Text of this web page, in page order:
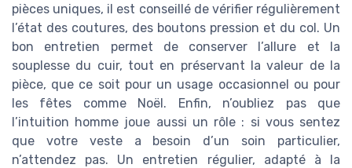
pièces uniques, il est conseillé de vérifier régulièrement
l’état des coutures, des boutons pression et du col. Un
bon entretien permet de conserver l’allure et la
souplesse du cuir, tout en préservant la valeur de la
pièce, que ce soit pour un usage occasionnel ou pour
les fêtes comme Noël. Enfin, n’oubliez pas que
l’intuition homme joue aussi un rôle : si vous sentez
que votre veste a besoin d’un soin particulier,
n’attendez pas. Un entretien régulier, adapté à la